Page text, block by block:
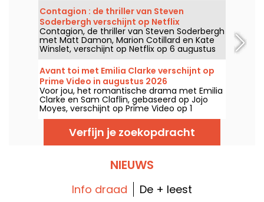
Contagion : de thriller van Steven
Soderbergh verschijnt op Netflix
Contagion, de thriller van Steven Soderbergh
met Matt Damon, Marion Cotillard en Kate
Winslet, verschijnt op Netflix op 6 augustus
2026.
Avant toi met Emilia Clarke verschijnt op
Prime Video in augustus 2026
Voor jou, het romantische drama met Emilia
Clarke en Sam Claflin, gebaseerd op Jojo
Moyes, verschijnt op Prime Video op 1
augustus 2026.
Verfijn je zoekopdracht
NIEUWS
Info draad De + leest